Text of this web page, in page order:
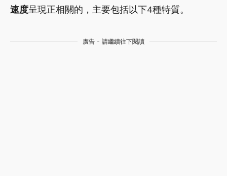
速度呈現正相關的，主要包括以下4種特質。
廣告 - 請繼續往下閱讀